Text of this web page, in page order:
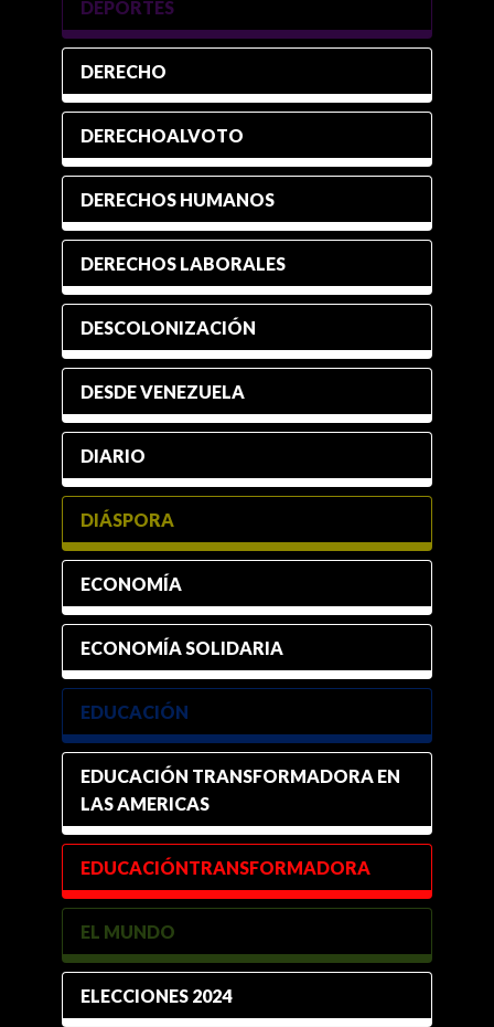
DEPORTES
DERECHO
DERECHOALVOTO
DERECHOS HUMANOS
DERECHOS LABORALES
DESCOLONIZACIÓN
DESDE VENEZUELA
DIARIO
DIÁSPORA
ECONOMÍA
ECONOMÍA SOLIDARIA
EDUCACIÓN
EDUCACIÓN TRANSFORMADORA EN
LAS AMERICAS
EDUCACIÓNTRANSFORMADORA
EL MUNDO
ELECCIONES 2024